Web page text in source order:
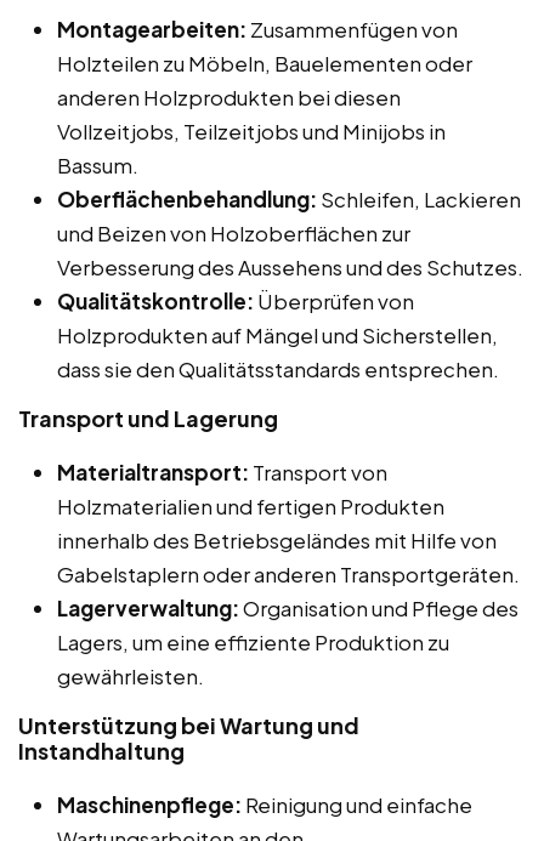
Montagearbeiten: Zusammenfügen von
Holzteilen zu Möbeln, Bauelementen oder
anderen Holzprodukten bei diesen
Vollzeitjobs, Teilzeitjobs und Minijobs in
Bassum.
Oberflächenbehandlung: Schleifen, Lackieren
und Beizen von Holzoberflächen zur
Verbesserung des Aussehens und des Schutzes.
Qualitätskontrolle: Überprüfen von
Holzprodukten auf Mängel und Sicherstellen,
dass sie den Qualitätsstandards entsprechen.
Transport und Lagerung
Materialtransport: Transport von
Holzmaterialien und fertigen Produkten
innerhalb des Betriebsgeländes mit Hilfe von
Gabelstaplern oder anderen Transportgeräten.
Lagerverwaltung:Organisation und Pflege des
Lagers, um eine effiziente Produktion zu
gewährleisten.
Unterstützung bei Wartung und
Instandhaltung
Maschinenpflege: Reinigung und einfache